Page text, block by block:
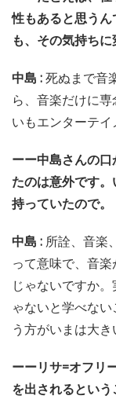
性もあると思う
も、その気持ちに
中島 :死ぬまで音
ら、音楽だけに
いもエンターテイ
ーー中島さんの
たのは意外です
持っていたので。
中島 : 所詮、音楽
って意味で、音
じゃないですか
ゃないと学べな
う方がいまは大き
ーーリサ=オフリ
を出されるという